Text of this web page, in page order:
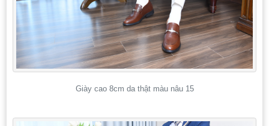
Giày cao 8cm da thật màu nâu 15